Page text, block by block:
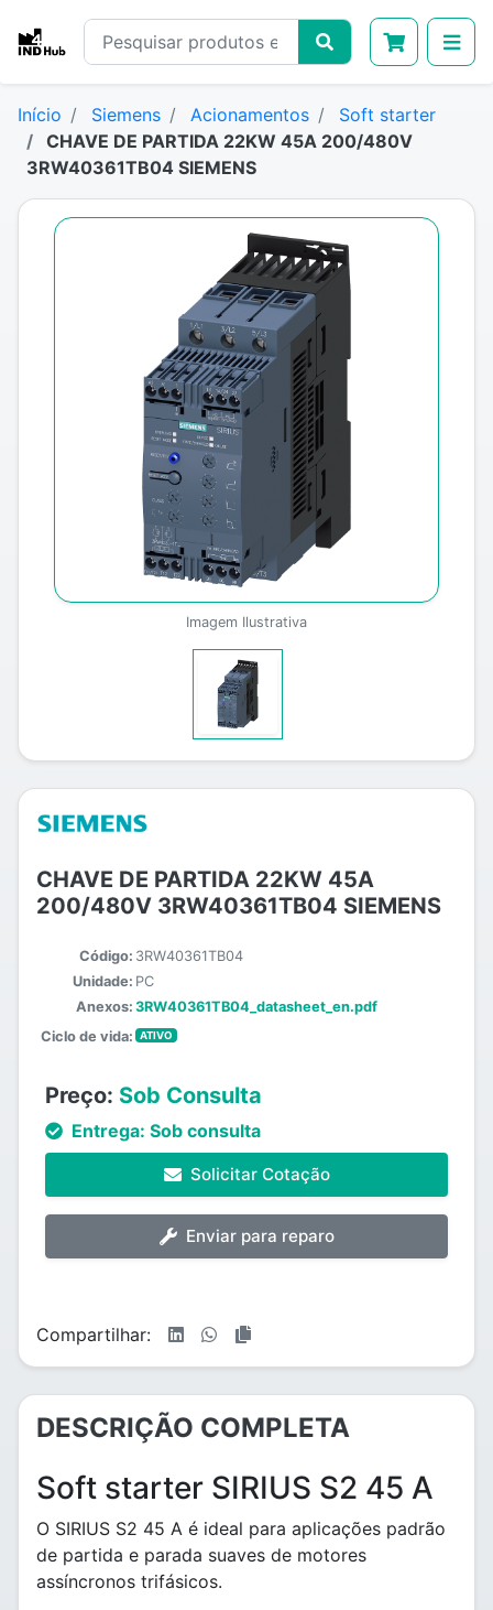
Início Siemens Acionamentos
Soft starter
CHAVE DE PARTIDA 22KW 45A 200/480V
3RW40361TB04 SIEMENS
Imagem Ilustrativa
CHAVE DE PARTIDA 22KW 45A
200/480V 3RW40361TB04 SIEMENS
Código: 3RW40361TB04
Unidade: PC
Anexos: 3RW40361TB04_datasheet_en.pdf
Ciclo de vida:
ATIVO
Preço: Sob Consulta
Entrega: Sob consulta
Solicitar Cotação
Enviar para reparo
Compartilhar:
DESCRIÇÃO COMPLETA
Soft starter SIRIUS S2 45 A
O SIRIUS S2 45 A é ideal para aplicações padrão
de partida e parada suaves de motores
assíncronos trifásicos.